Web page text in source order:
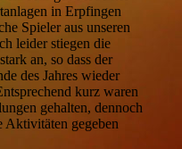
in Erpfingen
Spieler aus unseren
leider stiegen die
an, so dass der
des Jahres wieder
kurz waren
gehalten, dennoch
Aktivitäten gegeben